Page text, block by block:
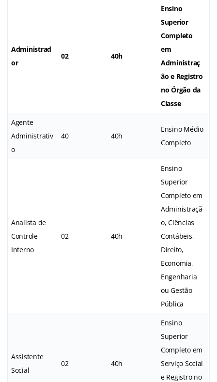
Administrad
or
02 40h
Ensino
Superior
Completo
em
Administraç
ão e Registro
no Órgão da
Classe
Agente
Administrativ
o
40 40h
Ensino Médio
Completo
Analista de
Controle
Interno
02 40h
Ensino
Superior
Completo em
Administraçã
o, Ciências
Contábeis,
Direito,
Economia,
Engenharia
ou Gestão
Pública
Assistente
Social
02 40h
Ensino
Superior
Completo em
Serviço Social
e Registro no